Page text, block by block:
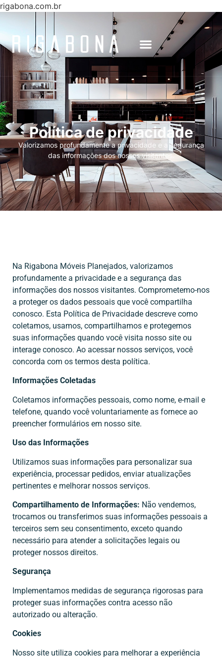
rigabona.com.br
Política de privacidade
Valorizamos profundamente a privacidade e a segurança
das informações dos nossos visitantes.
Na Rigabona Móveis Planejados, valorizamos
profundamente a privacidade e a segurança das
informações dos nossos visitantes. Comprometemo-nos
a proteger os dados pessoais que você compartilha
conosco. Esta Política de Privacidade descreve como
coletamos, usamos, compartilhamos e protegemos
suas informações quando você visita nosso site ou
interage conosco. Ao acessar nossos serviços, você
concorda com os termos desta política.
Informações Coletadas
Coletamos informações pessoais, como nome, e-mail e
telefone, quando você voluntariamente as fornece ao
preencher formulários em nosso site.
Uso das Informações
Utilizamos suas informações para personalizar sua
experiência, processar pedidos, enviar atualizações
pertinentes e melhorar nossos serviços.
Compartilhamento de Informações: Não vendemos,
trocamos ou transferimos suas informações pessoais a
terceiros sem seu consentimento, exceto quando
necessário para atender a solicitações legais ou
proteger nossos direitos.
Segurança
Implementamos medidas de segurança rigorosas para
proteger suas informações contra acesso não
autorizado ou alteração.
Cookies
Nosso site utiliza cookies para melhorar a experiência